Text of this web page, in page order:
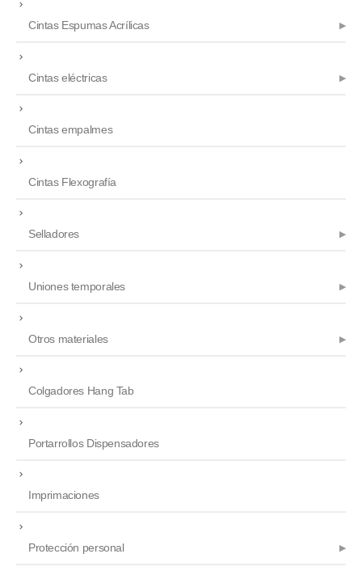
Cintas Espumas Acrílicas
Cintas eléctricas
Cintas empalmes
Cintas Flexografía
Selladores
Uniones temporales
Otros materiales
Colgadores Hang Tab
Portarrollos Dispensadores
Imprimaciones
Protección personal